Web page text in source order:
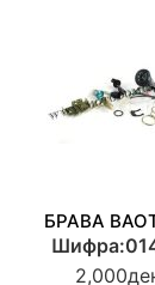
БРАВА
2,000